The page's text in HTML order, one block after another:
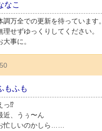
なこ
調万全での更新を待っています。
理せずゆっくりしてください。
大事に。
もふも
っ⁉︎
近、うぅ〜ん
忙しいのかしら……